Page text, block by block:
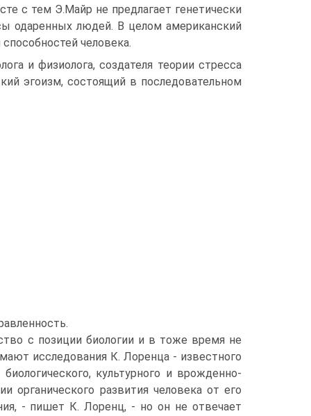
с тем Э.Майр не предлагает генетически
одаренных людей. В целом американский
человека.
и физиолога, создателя теории стресса
эгоизм, состоящий в последовательном
с позиции биологии и в тоже время не
исследования К. Лоренца - известного
культурного и врожденно-
органического развития человека от его
- пишет К. Лоренц, - но он не отвечает